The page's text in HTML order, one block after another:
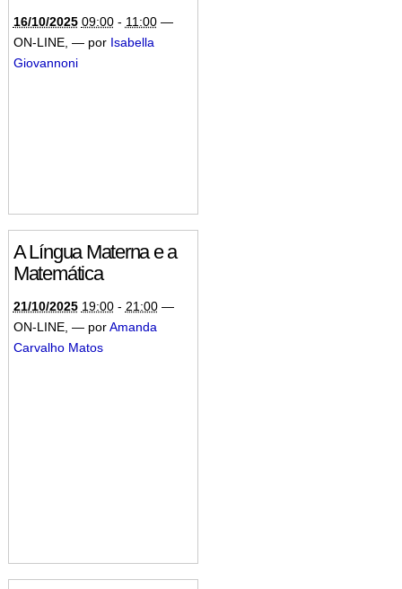
16/10/2025 09:00- 11:00 —
ON-LINE, — por Isabella
Giovannoni
A Língua Materna e a
Matemática
21/10/2025 19:00- 21:00 —
ON-LINE, — porAmanda
Carvalho Matos